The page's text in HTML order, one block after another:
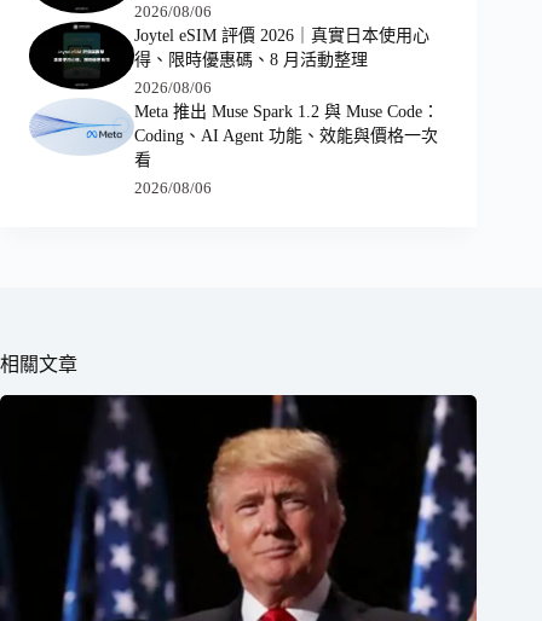
2026/08/06
Joytel eSIM 評價 2026｜真實日本使用心
得、限時優惠碼、8 月活動整理
2026/08/06
Meta 推出 Muse Spark 1.2 與 Muse Code：
Coding、AI Agent 功能、效能與價格一次
看
2026/08/06
相關文章